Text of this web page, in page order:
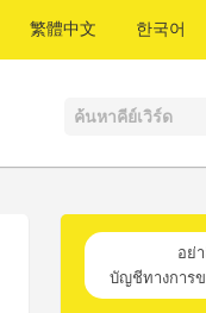
繁體中文 한국어
อย่
บัญชีทางการ